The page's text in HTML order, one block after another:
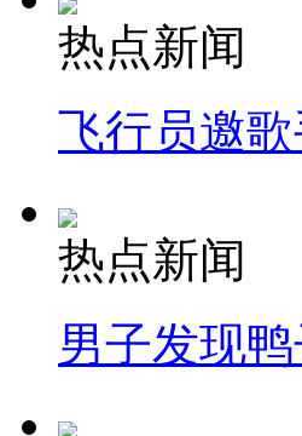
热点新闻
飞行员邀
热点新闻
男子发现